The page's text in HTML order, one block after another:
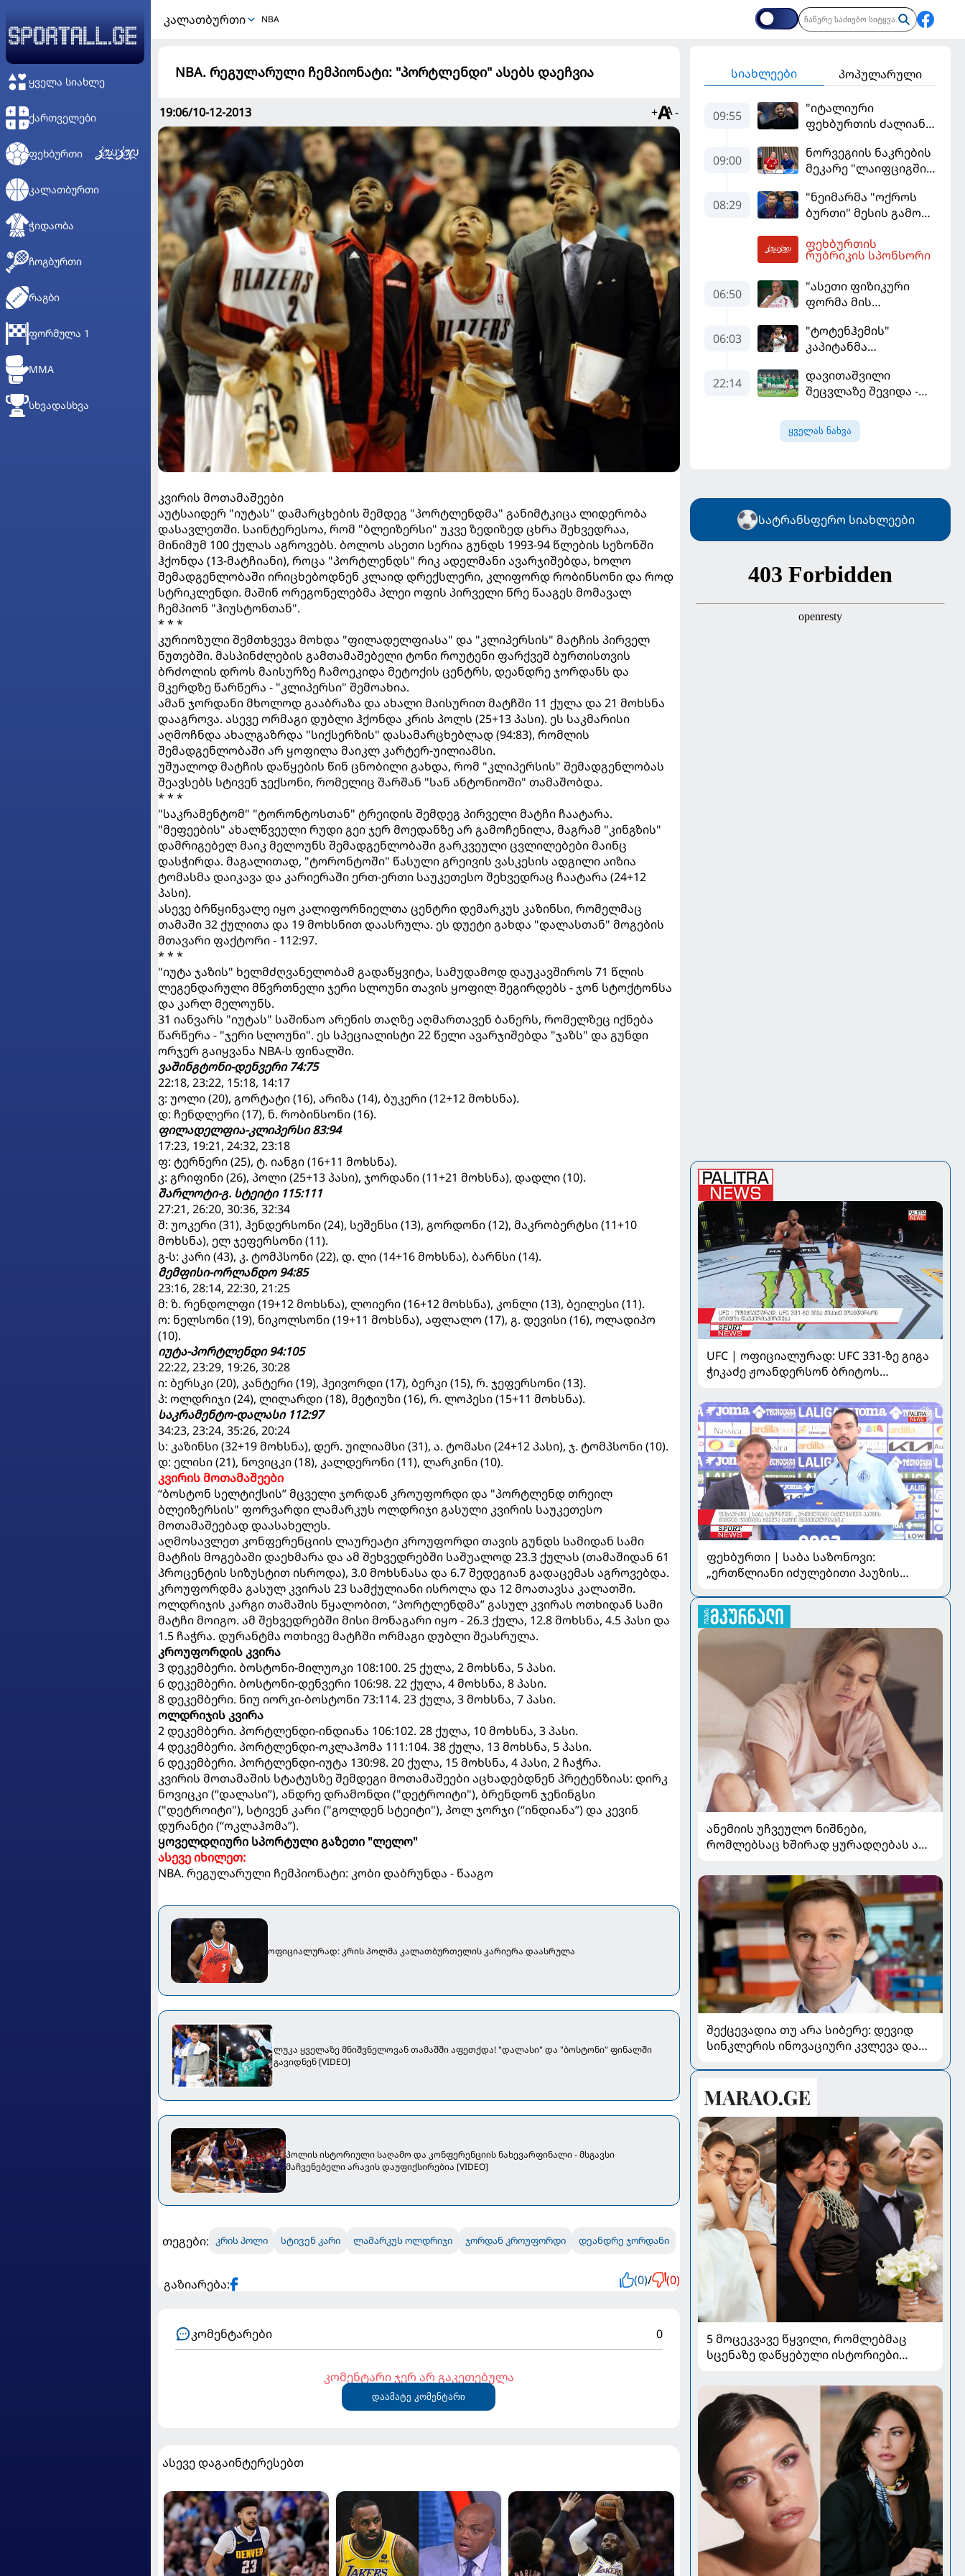
ᲧᲕᲔᲚᲐ ᲡᲘᲐᲮᲚᲔ
ᲥᲐᲠᲗᲕᲔᲚᲔᲑᲘ
ᲤᲔᲮᲑᲣᲠᲗᲘ
ᲙᲐᲚᲐᲗᲑᲣᲠᲗᲘ
ᲭᲘᲓᲐᲝᲑᲐ
ᲩᲝᲒᲑᲣᲠᲗᲘ
ᲠᲐᲒᲑᲘ
ᲤᲝᲠᲛᲣᲚᲐ 1
MMA
ᲡᲮᲕᲐᲓᲐᲡᲮᲕᲐ
ᲙᲐᲚᲐᲗᲑᲣᲠᲗᲘ NBA
NBA. რეგულარული ჩემპიონატი: "პორტლენდი" ასებს დაეჩვია
19:06/10-12-2013 + -
კვირის მოთამაშეები
აუტსაიდერ "იუტას" დამარცხების შემდეგ "პორტლენდმა" განიმტკიცა ლიდერობა
დასავლეთში. საინტერესოა, რომ "ბლეიზერსი" უკვე ზედიზედ ცხრა შეხვედრაა,
მინიმუმ 100 ქულას აგროვებს. ბოლოს ასეთი სერია გუნდს 1993-94 წლების სეზონში
ჰქონდა (13-მატჩიანი), როცა "პორტლენდს" რიკ ადელმანი ავარჯიშებდა, ხოლო
შემადგენლობაში ირიცხებოდნენ კლაიდ დრექსლერი, კლიფორდ რობინსონი და როდ
სტრიკლენდი. მაშინ ორეგონელებმა პლეი ოფის პირველი წრე წააგეს მომავალ
ჩემპიონ "ჰიუსტონთან".
* * *
კურიოზული შემთხვევა მოხდა "ფილადელფიასა" და "კლიპერსის" მატჩის პირველ
წუთებში. მასპინძლების გამთამაშებელი ტონი როუტენი ფარქვეშ ბურთისთვის
ბრძოლის დროს მაისურზე ჩამოეკიდა მეტოქის ცენტრს, დეანდრე ჯორდანს და
მკერდზე წარწერა - "კლიპერსი" შემოახია.
ამან ჯორდანი მხოლოდ გააბრაზა და ახალი მაისურით მატჩში 11 ქულა და 21 მოხსნა
დააგროვა. ასევე ორმაგი დუბლი ჰქონდა კრის პოლს (25+13 პასი). ეს საკმარისი
აღმოჩნდა ახალგაზრდა "სიქსერზის" დასამარცხებლად (94:83), რომლის
შემადგენლობაში არ ყოფილა მაიკლ კარტერ-უილიამსი.
უშუალოდ მატჩის დაწყების წინ ცნობილი გახდა, რომ "კლიპერსის" შემადგენლობას
შეავსებს სტივენ ჯექსონი, რომელიც შარშან "სან ანტონიოში" თამაშობდა.
* * *
"საკრამენტომ" "ტორონტოსთან" ტრეიდის შემდეგ პირველი მატჩი ჩაატარა.
"მეფეების" ახალწვეული რუდი გეი ჯერ მოედანზე არ გამოჩენილა, მაგრამ "კინგზის"
დამრიგებელ მაიკ მელოუნს შემადგენლობაში გარკვეული ცვლილებები მაინც
დასჭირდა. მაგალითად, "ტორონტოში" წასული გრეივის ვასკესის ადგილი აიზია
ტომასმა დაიკავა და კარიერაში ერთ-ერთი საუკეთესო შეხვედრაც ჩაატარა (24+12
პასი).
ასევე ბრწყინვალე იყო კალიფორნიელთა ცენტრი დემარკუს კაზინსი, რომელმაც
თამაში 32 ქულითა და 19 მოხსნით დაასრულა. ეს დუეტი გახდა "დალასთან" მოგების
მთავარი ფაქტორი - 112:97.
* * *
"იუტა ჯაზის" ხელმძღვანელობამ გადაწყვიტა, სამუდამოდ დაუკავშიროს 71 წლის
ლეგენდარული მწვრთნელი ჯერი სლოუნი თავის ყოფილ შეგირდებს - ჯონ სტოქტონსა
და კარლ მელოუნს.
31 იანვარს "იუტას" საშინაო არენის თაღზე აღმართავენ ბანერს, რომელზეც იქნება
წარწერა - "ჯერი სლოუნი". ეს სპეციალისტი 22 წელი ავარჯიშებდა "ჯაზს" და გუნდი
ორჯერ გაიყვანა NBA-ს ფინალში.
ვაშინგტონი-დენვერი 74:75
22:18, 23:22, 15:18, 14:17
ვ: უოლი (20), გორტატი (16), არიზა (14), ბუკერი (12+12 მოხსნა).
დ: ჩენდლერი (17), ნ. რობინსონი (16).
ფილადელფია-კლიპერსი 83:94
17:23, 19:21, 24:32, 23:18
ფ: ტერნერი (25), ტ. იანგი (16+11 მოხსნა).
კ: გრიფინი (26), პოლი (25+13 პასი), ჯორდანი (11+21 მოხსნა), დადლი (10).
შარლოტი-გ. სტეიტი 115:111
27:21, 26:20, 30:36, 32:34
შ: უოკერი (31), ჰენდერსონი (24), სეშენსი (13), გორდონი (12), მაკრობერტსი (11+10
მოხსნა), ელ ჯეფერსონი (11).
გ-ს: კარი (43), კ. ტომპსონი (22), დ. ლი (14+16 მოხსნა), ბარნსი (14).
მემფისი-ორლანდო 94:85
23:16, 28:14, 22:30, 21:25
მ: ზ. რენდოლფი (19+12 მოხსნა), ლოიერი (16+12 მოხსნა), კონლი (13), ბეილესი (11).
ო: ნელსონი (19), ნიკოლსონი (19+11 მოხსნა), აფლალო (17), გ. დევისი (16), ოლადიპო
(10).
იუტა-პორტლენდი 94:105
22:22, 23:29, 19:26, 30:28
ი: ბერსკი (20), კანტერი (19), ჰეივორდი (17), ბერკი (15), რ. ჯეფერსონი (13).
პ: ოლდრიჯი (24), ლილარდი (18), მეტიუზი (16), რ. ლოპესი (15+11 მოხსნა).
საკრამენტო-დალასი 112:97
34:23, 23:24, 35:26, 20:24
ს: კაზინსი (32+19 მოხსნა), დერ. უილიამსი (31), ა. ტომასი (24+12 პასი), ჯ. ტომპსონი (10).
დ: ელისი (21), ნოვიცკი (18), კალდერონი (11), ლარკინი (10).
კვირის მოთამაშეები
“ბოსტონ სელტიქსის” მცველი ჯორდან კროუფორდი და "პორტლენდ თრეილ
ბლეიზერსის" ფორვარდი ლამარკუს ოლდრიჯი გასული კვირის საუკეთესო
მოთამაშეებად დაასახელეს.
აღმოსავლეთ კონფერენციის ლაურეატი კროუფორდი თავის გუნდს სამიდან სამი
მატჩის მოგებაში დაეხმარა და ამ შეხვედრებში საშუალოდ 23.3 ქულას (თამაშიდან 61
პროცენტის სიზუსტით ისროდა), 3.0 მოხსნასა და 6.7 შედეგიან გადაცემას აგროვებდა.
კროუფორდმა გასულ კვირას 23 სამქულიანი ისროლა და 12 მოათავსა კალათში.
ოლდრიჯის კარგი თამაშის წყალობით, “პორტლენდმა” გასულ კვირას ოთხიდან სამი
მატჩი მოიგო. ამ შეხვედრებში მისი მონაგარი იყო - 26.3 ქულა, 12.8 მოხსნა, 4.5 პასი და
1.5 ჩაჭრა. დურანტმა ოთხივე მატჩში ორმაგი დუბლი შეასრულა.
კროუფორდის კვირა
3 დეკემბერი. ბოსტონი-მილუოკი 108:100. 25 ქულა, 2 მოხსნა, 5 პასი.
6 დეკემბერი. ბოსტონი-დენვერი 106:98. 22 ქულა, 4 მოხსნა, 8 პასი.
8 დეკემბერი. ნიუ იორკი-ბოსტონი 73:114. 23 ქულა, 3 მოხსნა, 7 პასი.
ოლდრიჯის კვირა
2 დეკემბერი. პორტლენდი-ინდიანა 106:102. 28 ქულა, 10 მოხსნა, 3 პასი.
4 დეკემბერი. პორტლენდი-ოკლაჰომა 111:104. 38 ქულა, 13 მოხსნა, 5 პასი.
6 დეკემბერი. პორტლენდი-იუტა 130:98. 20 ქულა, 15 მოხსნა, 4 პასი, 2 ჩაჭრა.
კვირის მოთამაშის სტატუსზე შემდეგი მოთამაშეები აცხადებდნენ პრეტენზიას: დირკ
ნოვიცკი (“დალასი”), ანდრე დრამონდი ("დეტროიტი"), ბრენდონ ჯენინგსი
("დეტროიტი"), სტივენ კარი ("გოლდენ სტეიტი"), პოლ ჯორჯი (“ინდიანა”) და კევინ
დურანტი (“ოკლაჰომა”).
ყოველდღიური სპორტული გაზეთი "ლელო"
ასევე იხილეთ:
NBA. რეგულარული ჩემპიონატი: კობი დაბრუნდა - წააგო
ოფიციალურად: კრის პოლმა კალათბურთელის კარიერა დაასრულა
ლუკა ყველაზე მნიშვნელოვან თამაშში აფეთქდა! "დალასი" და "ბოსტონი" ფინალში
გავიდნენ [VIDEO]
პოლის ისტორიული საღამო და კონფერენციის ნახევარფინალი - მსგავსი
მაჩვენებელი არავის დაუფიქსირებია [VIDEO]
თეგები: კრის პოლი სტივენ კარი ლამარკუს ოლდრიჯი ჯორდან კროუფორდი დეანდრე ჯორდანი
გაზიარება: (0)/ (0)
კომენტარები 0
კომენტარი ჯერ არ გაკეთებულა
დაამატე კომენტარი
ასევე დაგაინტერესებთ
სიახლეები პოპულარული
09:55
"იტალიური
ფეხბურთის ძალიან
ფაბრეგასი
09:00
ნორვეგიის ნაკრების
მეკარე "ლაიფციგში"
08:29
"ნეიმარმა "ოქროს
ბურთი" მესის გამო
ბრაზილიელის
ყოფილი აგენტი
ფეხბურთის
რუბრიკის სპონსორი
06:50
"ასეთი ფიზიკური
ფორმა მის
შეეფერება" -
მოურინიომ "რეალის"
გააკრიტიკა
06:03
"ტოტენჰემის"
კაპიტანმა
გადასვლის სურვილი
გამოთქვა
22:14
დავითაშვილი
შეცვლაზე შევიდა -
"სოშოს" მოუგო
ყველას ნახვა
სატრანსფერო სიახლეები
UFC | ოფიციალურად: UFC 331-ზე გიგა
ჭიკაძე ჟოანდერსონ ბრიტოს
ფეხბურთი | საბა საზონოვი:
„ერთწლიანი იძულებითი პაუზის
მნიშვნელოვანია“
ანემიის უჩვეულო ნიშნები,
რომლებსაც ხშირად ყურადღებას არ
შექცევადია თუ არა სიბერე: დევიდ
სინკლერის ინოვაციური კვლევა და
5 მოცეკვავე წყვილი, რომლებმაც
სცენაზე დაწყებული ისტორიები